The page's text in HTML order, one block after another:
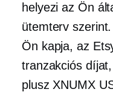
helyezi az Ön
ütemterv
Ön kapja, az
tranzakciós
plusz XNUMX